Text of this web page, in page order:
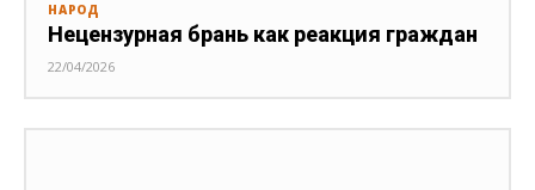
НАРОД
Нецензурная брань как реакция граждан
22/04/2026